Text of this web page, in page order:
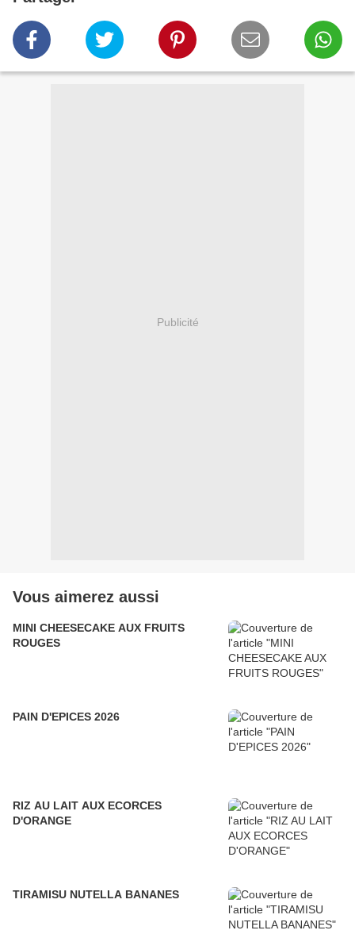
Publicité
Vous aimerez aussi
MINI CHEESECAKE AUX FRUITS
ROUGES
PAIN D'EPICES 2026
RIZ AU LAIT AUX ECORCES
D'ORANGE
TIRAMISU NUTELLA BANANES